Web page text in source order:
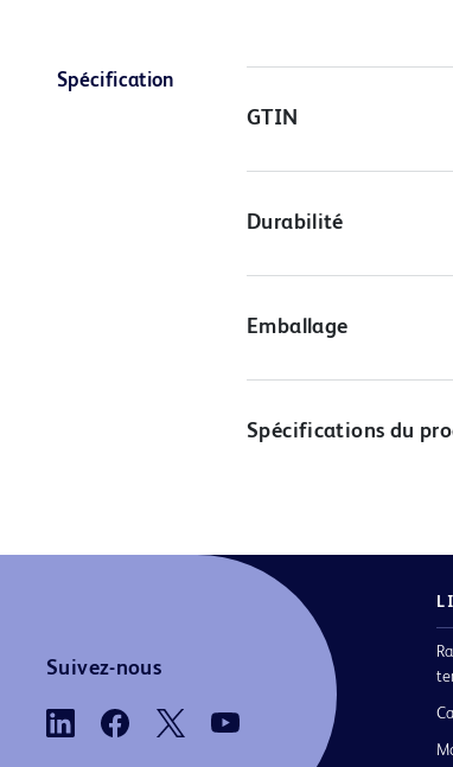
Spécification
GTIN
Durabilité
Emballage
Spécifications du
Suivez-nous